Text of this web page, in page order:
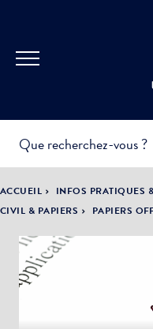
PRATIQUES &
DÉMARCHES
ACCUEIL INFOS PRATIQUES
CIVIL & PAPIERS
PAPIERS